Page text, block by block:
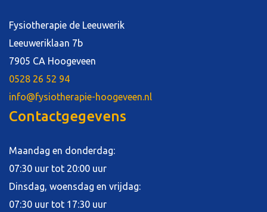
Fysiotherapie de Leeuwerik
Leeuweriklaan 7b
7905 CA Hoogeveen
0528 26 52 94
info@fysiotherapie-hoogeveen.nl
Contactgegevens
Maandag en donderdag:
07:30 uur tot 20:00 uur
Dinsdag, woensdag en vrijdag:
07:30 uur tot 17:30 uur